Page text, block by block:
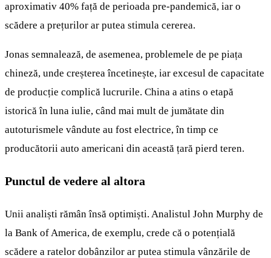
aproximativ 40% față de perioada pre-pandemică, iar o
scădere a prețurilor ar putea stimula cererea.
Jonas semnalează, de asemenea, problemele de pe piața
chineză, unde creșterea încetinește, iar excesul de capacitate
de producție complică lucrurile. China a atins o etapă
istorică în luna iulie, când mai mult de jumătate din
autoturismele vândute au fost electrice, în timp ce
producătorii auto americani din această țară pierd teren.
Punctul de vedere al altora
Unii analiști rămân însă optimiști. Analistul John Murphy de
la Bank of America, de exemplu, crede că o potențială
scădere a ratelor dobânzilor ar putea stimula vânzările de